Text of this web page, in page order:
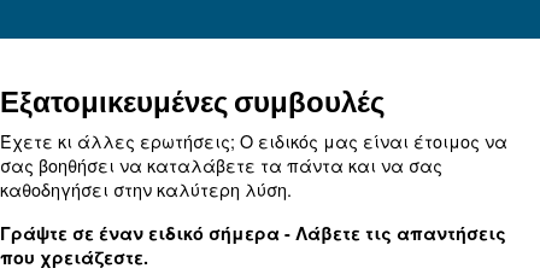
διατηρήσετε την ομαλή λειτουργία του τον